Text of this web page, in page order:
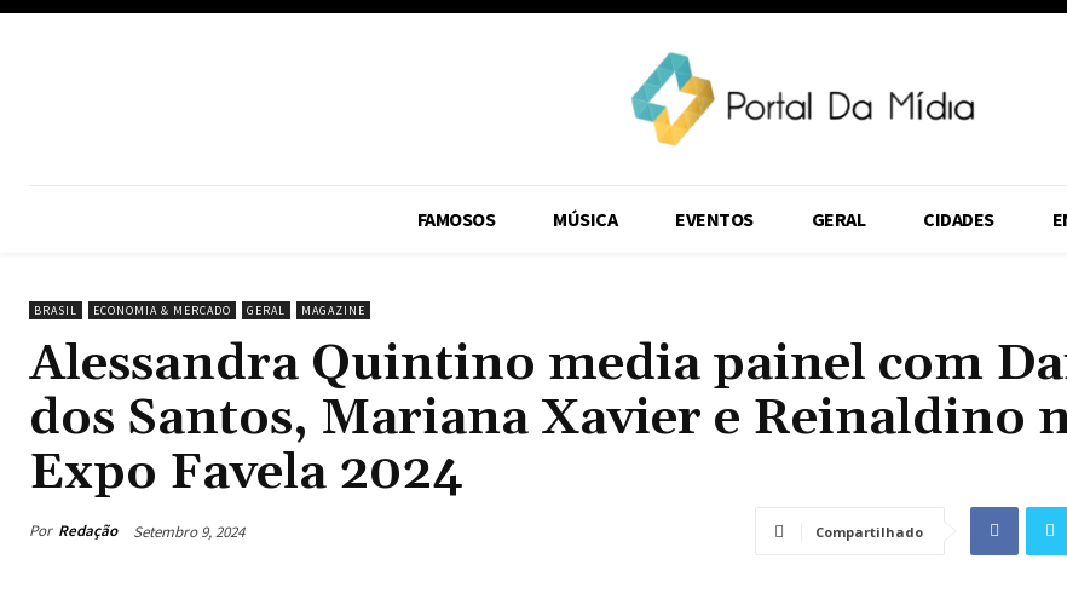
FAMOSOS MÚSICA EVENTOS GERAL CIDADES
BRASIL ECONOMIA & MERCADO GERAL MAGAZINE
Alessandra Quintino media painel com
dos Santos, Mariana Xavier e Reinaldino
Expo Favela 2024
Por Redação Setembro 9, 2024 Compartilhado